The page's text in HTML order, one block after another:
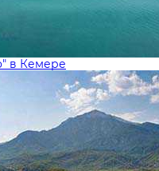
в Кемере